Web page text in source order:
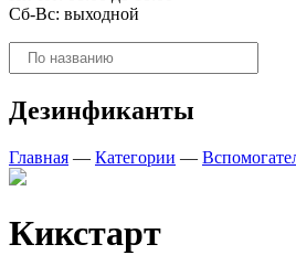
Сб-Вс: выходной
Поиск
товаров
Дезинфиканты
Главная — Категории —
Кикстарт